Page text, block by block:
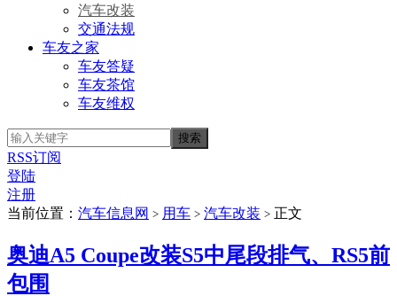
汽车改装
交通法规
车友之家
车友答疑
车友茶馆
车友维权
RSS订阅
登陆
注册
当前位置： 汽车信息网 > 用车 > 汽车改装 > 正文
奥迪A5 Coupe改装S5中尾段排气、RS5前
包围